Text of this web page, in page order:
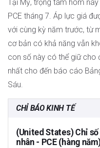
Tại Mỹ, trọng tâm hôm
PCE tháng 7. Áp lực giá
với cùng kỳ năm trước, từ
cơ bản có khả năng vẫn
con số này có thể giữ cho
nhất cho đến báo cáo
Sáu.
CHỈ BÁO KINH TẾ
(United States) Chỉ
nhân - PCE (hàng